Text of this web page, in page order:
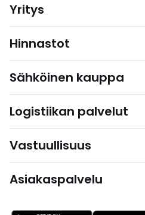
Yritys
Hinnastot
Sähköinen kauppa
Logistiikan palvelut
Vastuullisuus
Asiakaspalvelu